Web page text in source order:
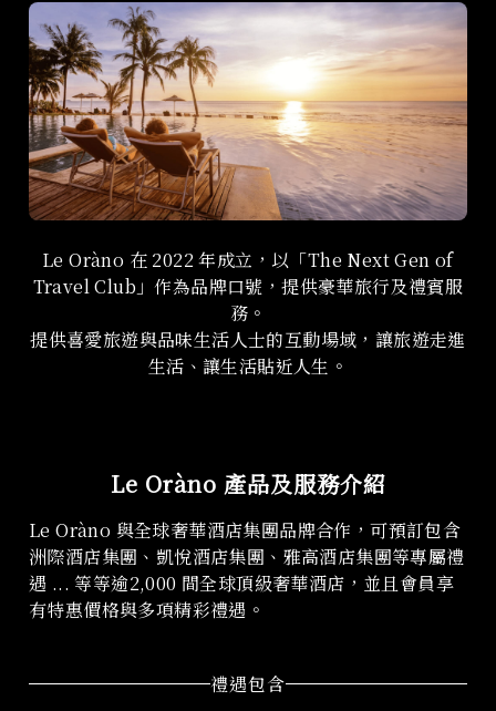
Le Oràno 在 2022 年成立，以「The Next Gen of
Travel Club」作為品牌口號，提供豪華旅行及禮賓服
務。
提供喜愛旅遊與品味生活人士的互動場域，讓旅遊走進
生活、讓生活貼近人生。
Le Oràno 產品及服務介紹
Le Oràno 與全球奢華酒店集團品牌合作，可預訂包含
洲際酒店集團、凱悅酒店集團、雅高酒店集團等專屬禮
遇 ... 等等逾2,000 間全球頂級奢華酒店，並且會員享
有特惠價格與多項精彩禮遇。
禮遇包含